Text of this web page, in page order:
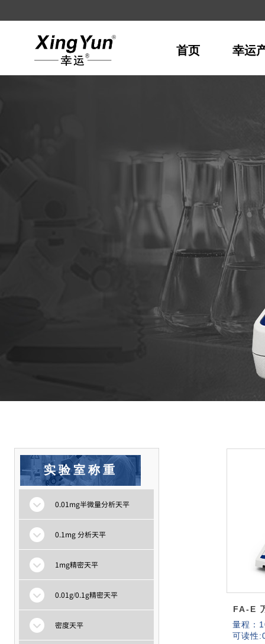
首页 幸运
FA-E
量程：
可读性:
实验室称重
0.01mg半微量分析天平
0.1mg 分析天平
1mg精密天平
0.01g/0.1g精密天平
密度天平